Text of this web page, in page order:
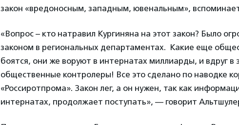
закон «вредоносным, западным, ювенальным»,
«Вопрос – кто натравил Кургиняна на этот закон? Было
законом в региональных департаментах. Какие еще
боятся, они же воруют в интернатах миллиарды, и вдруг в
общественные контролеры! Все это сделано по наводке
«Россиротпрома». Закон лег, а он нужен, так как
интернатах, продолжает поступать», — говорит